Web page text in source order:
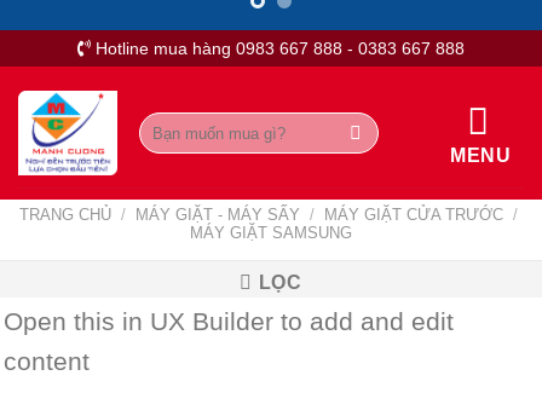
Hotline mua hàng 0983 667 888 - 0383 667 888
Tìm
kiếm:
MENU
TRANG CHỦ / MÁY GIẶT - MÁY SẤY / MÁY GIẶT CỬA TRƯỚC /
MÁY GIẶT SAMSUNG
LỌC
Open this in UX Builder to add and edit
content